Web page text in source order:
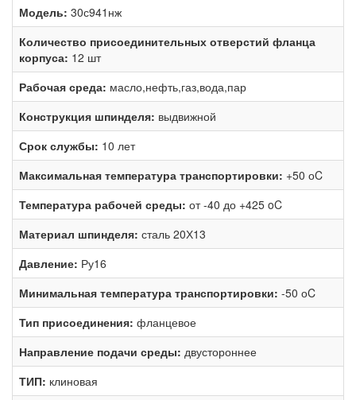
Модель: 30с941нж
Количество присоединительных отверстий фланца
корпуса: 12 шт
Рабочая среда: масло,нефть,газ,вода,пар
Конструкция шпинделя: выдвижной
Срок службы: 10 лет
Максимальная температура транспортировки: +50 оC
Температура рабочей среды: от -40 до +425 oC
Материал шпинделя: сталь 20Х13
Давление: Ру16
Минимальная температура транспортировки: -50 оC
Тип присоединения: фланцевое
Направление подачи среды: двустороннее
ТИП: клиновая